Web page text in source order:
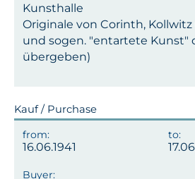
Kunsthalle
Originale von Corinth, Kollwitz
und sogen. "entartete Kunst"
übergeben)
Kauf / Purchase
16.06.1941